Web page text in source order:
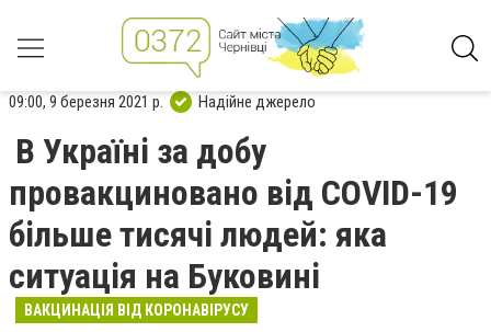
09:00, 9 березня 2021 р. Надійне джерело
В Україні за добу
провакциновано від COVID-19
більше тисячі людей: яка
ситуація на Буковині
ВАКЦИНАЦІЯ ВІД КОРОНАВІРУСУ